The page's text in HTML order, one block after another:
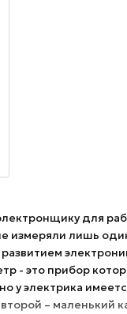
для
измеряли лишь
- это прибор
у электрика
– маленький